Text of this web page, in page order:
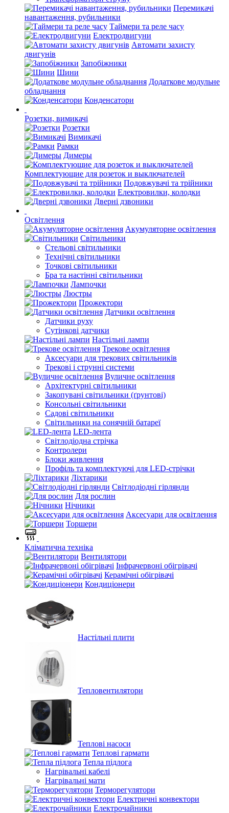
Перемикачі
навантаження, рубильники
Таймери та реле часу
Електродвигуни
Автомати захисту
двигунів
Запобіжники
Шини
Додаткове модульне
обладнання
Конденсатори
Розетки, вимикачі
Розетки
Вимикачі
Рамки
Димеры
Комплектующие для розеток и выключателей
Подовжувачі та трійники
Електровилки, колодки
Дверні дзвоники
Освітлення
Акумуляторне освітлення
Світильники
Стельові світильники
Технічні світильники
Точкові світильники
Бра та настінні світильники
Лампочки
Люстры
Прожектори
Датчики освітлення
Датчики руху
Сутінкові датчики
Настільні лампи
Трекове освітлення
Аксесуари для трекових світильників
Трекові і струнні системи
Вуличне освітлення
Архітектурні світильники
Закопувані світильники (ґрунтові)
Консольні світильники
Садові світильники
Світильники на сонячній батареї
LED-лента
Світлодіодна стрічка
Контролери
Блоки живлення
Профіль та комплектуючі для LED-стрічки
Ліхтарики
Світлодіодні гірлянди
Для рослин
Нічники
Аксесуари для освітлення
Торшери
Кліматична техніка
Вентилятори
Інфрачервоні обігрівачі
Керамічні обігрівачі
Кондиціонери
Настільні плити
Тепловентилятори
Теплові насоси
Теплові гармати
Тепла підлога
Нагрівальні кабелі
Нагрівальні мати
Терморегулятори
Електричні конвектори
Електрочайники